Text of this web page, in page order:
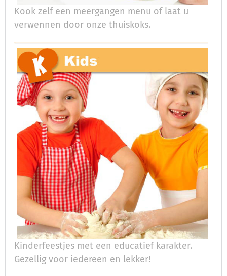
Kook zelf een meergangen menu of laat u
verwennen door onze thuiskoks.
Kinderfeestjes met een educatief karakter.
Gezellig voor iedereen en lekker!